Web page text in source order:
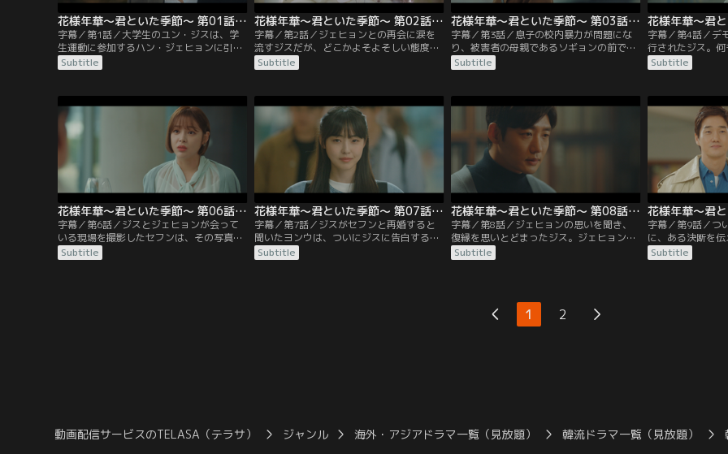
花様年華～君といた季節～ 第01話／字幕
字幕／第1話／大学生のユン・ジスは、学
生運動に参加するハン・ジェヒョンに引か
れ恋に落ちる。時は流れ、財閥一族に婿入
りしたジェヒョンは、4年の服役を終え出
活を送っていたのだった。そんな中、息子
が学校で問題を起こしたと連絡が入り、ジ
スは学校へ呼び出される。同じ頃、息子が
けがをしたと聞いたジェヒョンも学校へ向
かい…。
Subtitle
花様年華～君といた季節～ 第02話／字幕
字幕／第2話／ジェヒョンとの再会に涙を
流すジスだが、どこかよそよそしい態度を
取ってしまう。しかし、ジスはジェヒョン
との再会を願い続けていたのだった。ジス
を調べるよう部下に命じる。そして、ジス
の離婚歴や生活苦を知りショックを受ける
のだった。一方ジスも、ジェヒョンが自分
を不当解雇した…。
Subtitle
花様年華～君といた季節～ 第03話／字幕
字幕／第3話／息子の校内暴力が問題にな
り、被害者の母親であるソギョンの前でひ
ざまずくジス。そこへ被害者の父親である
ジェヒョンが現れ、ソギョンは夫とジスの
は解雇された元社員たちのデモが続いてお
り、会社側は強硬な手段を取ることにす
る。ジェヒョンはジスにデモに参加しない
よう言うが…。
Subtitle
字幕／第4話／デ
行されたジス。
ンだったが、義
してジスたちを
テルでのパーテ
を依頼する。し
ルに巻き込まれ
の内を明かす。
Subtitle
花様年華～君といた季節～ 第06話／字幕
字幕／第6話／ジスとジェヒョンが会って
いる現場を撮影したセフンは、その写真を
ジスに見せ親権を渡すように迫る。更に、
ソギョンに近づき手を組むことを提案した
Subtitle
花様年華～君といた季節～ 第07話／字幕
字幕／第7話／ジスがセフンと再婚すると
聞いたヨンウは、ついにジスに告白する。
戸惑うジスは、ヨンウに別れを告げてその
場を去る。一方、検察からの取り調べが続
Subtitle
花様年華～君といた季節～ 第08話／字幕
字幕／第8話／ジェヒョンの思いを聞き、
復縁を思いとどまったジス。ジェヒョンの
本心を知ったソギョンは、昔母親に捨てら
れた記憶を思い出し、更なる手段に出る。
しまう。一方、ジェヒョンは1人で検察に
向かい取り調べを受けていた。そんな中、
2人は思い出のある教会で偶然会うことに
Subtitle
字幕／第9話／つ
に、ある決断を
ンが検察に協力
た会長は、激怒
Subtitle
1 2
動画配信サービスのTELASA（テラサ） ジャンル 海外・アジアドラマ一覧（見放題） 韓流ドラマ一覧（見放題）